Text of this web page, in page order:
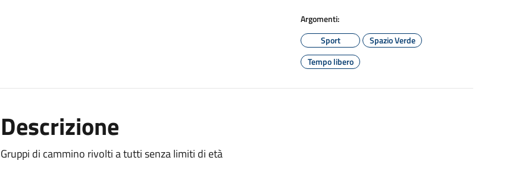
Argomenti:
Sport
Spazio Verde
Tempo libero
Descrizione
Gruppi di cammino rivolti a tutti senza limiti di età